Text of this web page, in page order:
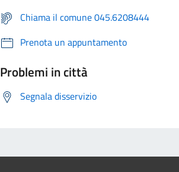
Chiama il comune 045.6208444
Prenota un appuntamento
Problemi in città
Segnala disservizio